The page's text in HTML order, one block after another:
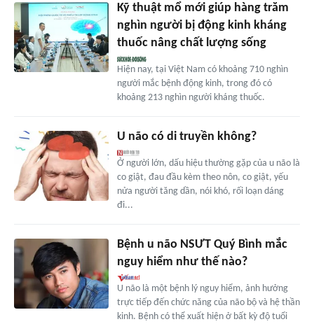
Kỹ thuật mổ mới giúp hàng trăm
nghìn người bị động kinh kháng
thuốc nâng chất lượng sống
Hiện nay, tại Việt Nam có khoảng 710 nghìn
người mắc bệnh động kinh, trong đó có
khoảng 213 nghìn người kháng thuốc.
U não có di truyền không?
Ở người lớn, dấu hiệu thường gặp của u não là
co giật, đau đầu kèm theo nôn, co giật, yếu
nửa người tăng dần, nói khó, rối loạn dáng
đi...
Bệnh u não NSƯT Quý Bình mắc
nguy hiểm như thế nào?
U não là một bệnh lý nguy hiểm, ảnh hưởng
trực tiếp đến chức năng của não bộ và hệ thần
kinh. Bệnh có thể xuất hiện ở bất kỳ độ tuổi